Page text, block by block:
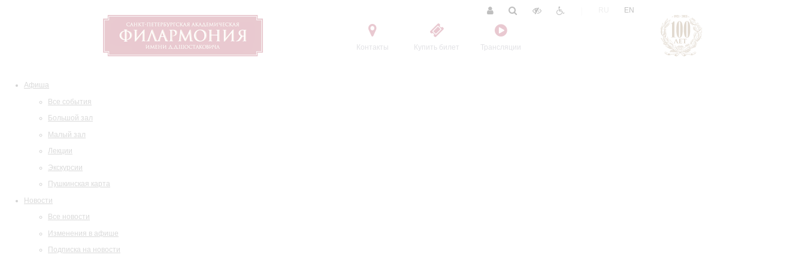
Контакты Купить билет Трансляции
EN
Афиша
Все события
Большой зал
Малый зал
Лекции
Экскурсии
Пушкинская карта
Новости
Все новости
Изменения в афише
Подписка на новости